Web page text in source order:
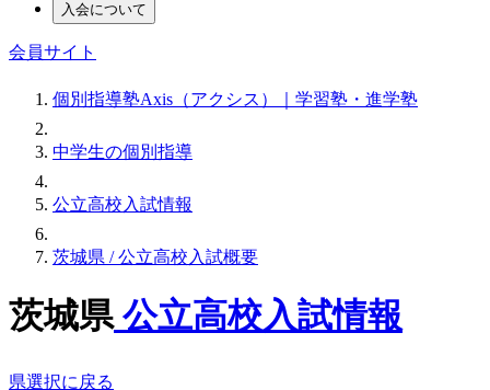
入会について
会員サイト
個別指導塾Axis（アクシス）｜学習塾・進学塾
中学生の個別指導
公立高校入試情報
茨城県 / 公立高校入試概要
茨城県公立高校入試情報
県選択に戻る